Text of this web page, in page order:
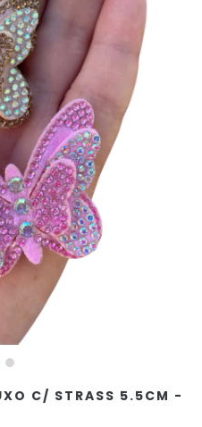
C/ STRASS 5.5CM -